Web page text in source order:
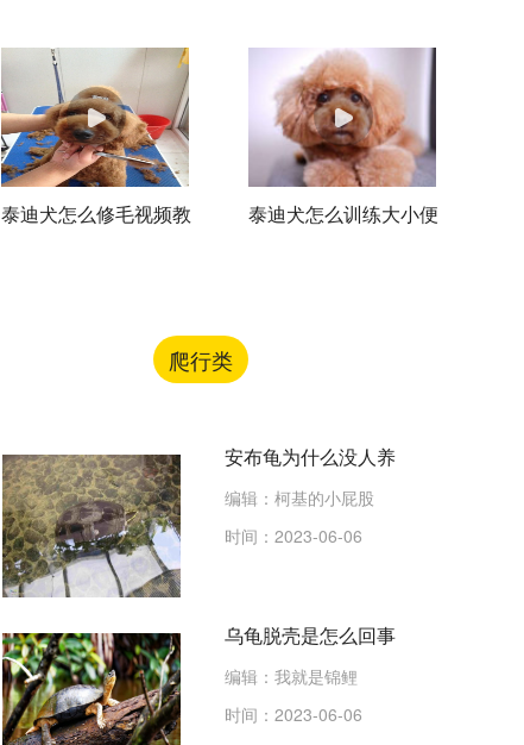
方法视频
泰迪犬怎么修毛视频教
泰迪犬怎么训练大小便
爬行类
安布龟为什么没人养
编辑：柯基的小屁股
时间：2023-06-06
乌龟脱壳是怎么回事
编辑：我就是锦鲤
时间：2023-06-06